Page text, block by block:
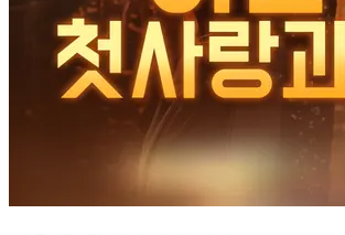
냉정 사장 계진풍은 '시골뜨기' 임모란의 실
고, 뜻밖에 그녀가 그의 명목상의 아내가
스러운 화재로 두 사람은 연락이 두절되었
는 그녀의 직속 상사가 되었고, 몇 번 그녀
을 뿐만 아니라, 그녀가 꿈을 좇는 길잡이였
의 계약관계에서 점차 서로 호감을 갖게 되
깊어져, 결국 달콤하게 사랑을 하게 되었다.
헤어진 연인의 재회경쟁